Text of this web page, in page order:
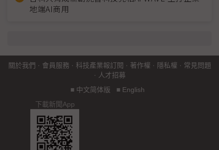
地端AI商用
關於我們 · 會員服務 · 科技產業報訂閱 · 著作權 · 隱私權 · 常見問題
· 人才招募
■ 中文简体版 ■ English
下載新聞App